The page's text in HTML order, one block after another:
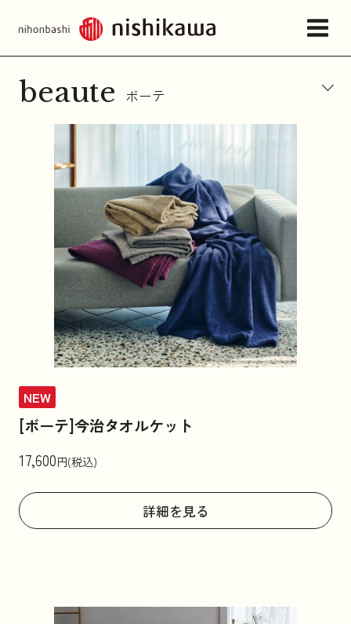
店舗情報・アクセス
ねむりの相談所
日本橋西川について
商品一覧
お問い合わせ
お知らせ
コラム
法人のお客様はこちら
beaute ボーテ
NEW
[ボーテ]今治タオルケット
17,600円(税込)
詳細を見る